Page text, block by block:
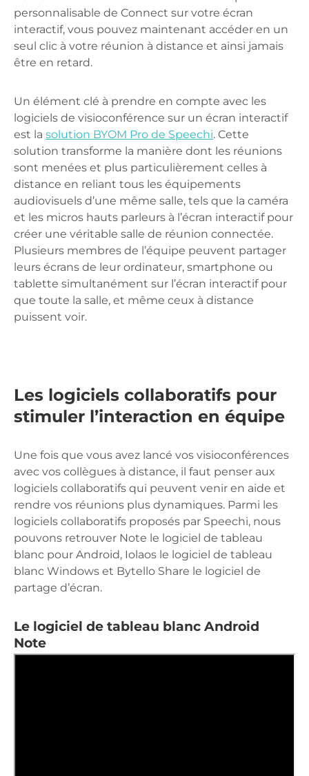
personnalisable de Connect sur votre écran
interactif, vous pouvez maintenant accéder en un
seul clic à votre réunion à distance et ainsi jamais
être en retard.
Un élément clé à prendre en compte avec les
logiciels de visioconférence sur un écran interactif
est la solution BYOM Pro de Speechi. Cette
solution transforme la manière dont les réunions
sont menées et plus particulièrement celles à
distance en reliant tous les équipements
audiovisuels d’une même salle, tels que la caméra
et les micros hauts parleurs à l’écran interactif pour
créer une véritable salle de réunion connectée.
Plusieurs membres de l’équipe peuvent partager
leurs écrans de leur ordinateur, smartphone ou
tablette simultanément sur l’écran interactif pour
que toute la salle, et même ceux à distance
puissent voir.
Les logiciels collaboratifs pour
stimuler l’interaction en équipe
Une fois que vous avez lancé vos visioconférences
avec vos collègues à distance, il faut penser aux
logiciels collaboratifs qui peuvent venir en aide et
rendre vos réunions plus dynamiques. Parmi les
logiciels collaboratifs proposés par Speechi, nous
pouvons retrouver Note le logiciel de tableau
blanc pour Android, Iolaos le logiciel de tableau
blanc Windows et Bytello Share le logiciel de
partage d’écran.
Le logiciel de tableau blanc Android
Note